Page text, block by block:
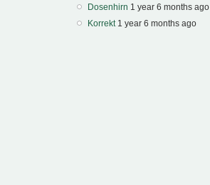
Dosenhirn 1 year 6 months ago
Korrekt 1 year 6 months ago